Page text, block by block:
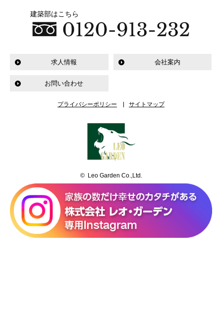
建築部はこちら
求人情報 会社案内
お問い合わせ
プライバシーポリシー サイトマップ
© Leo Garden Co.,Ltd.